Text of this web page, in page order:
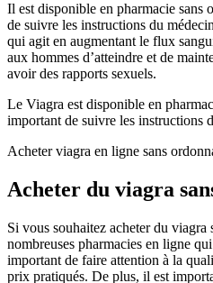
Il est disponible en pharmacie sans
de suivre les instructions du
qui agit en augmentant le flux
aux hommes d’atteindre et de
avoir des rapports sexuels.
Le Viagra est disponible en
important de suivre les instructions
Acheter viagra en ligne sans
Acheter du viagra
Si vous souhaitez acheter du viagra
nombreuses pharmacies en ligne
important de faire attention à la
prix pratiqués. De plus, il est